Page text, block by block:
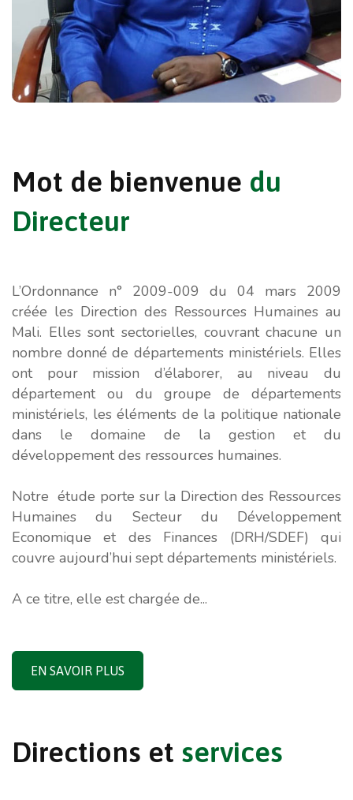
Mot de bienvenue du
Directeur
L’Ordonnance n° 2009-009 du 04 mars 2009
créée les Direction des Ressources Humaines au
Mali. Elles sont sectorielles, couvrant chacune un
nombre donné de départements ministériels. Elles
ont pour mission d’élaborer, au niveau du
département ou du groupe de départements
ministériels, les éléments de la politique nationale
dans le domaine de la gestion et du
développement des ressources humaines.
Notre étude porte sur la Direction des Ressources
Humaines du Secteur du Développement
Economique et des Finances (DRH/SDEF) qui
couvre aujourd’hui sept départements ministériels.
A ce titre, elle est chargée de...
EN SAVOIR PLUS
Directions et services